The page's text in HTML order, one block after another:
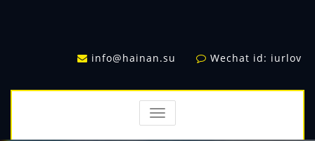
info@hainan.su Wechat id: iurlov
TOGGLE
NAVIGATION